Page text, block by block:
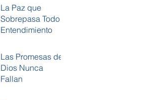
La Paz que
Sobrepasa Todo
Entendimiento
Las Promesas de
Dios Nunca
Fallan